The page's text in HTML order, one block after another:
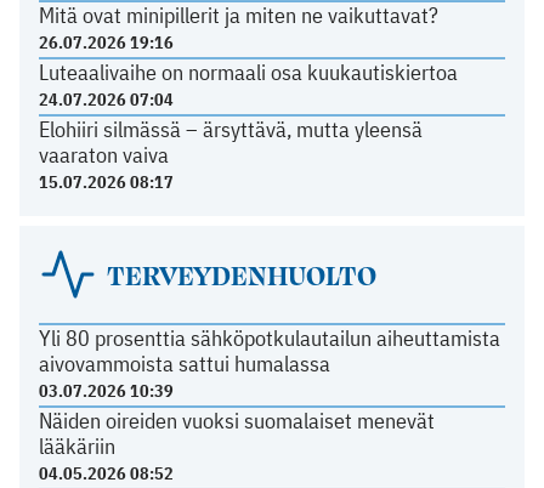
Mitä ovat minipillerit ja miten ne vaikuttavat?
26.07.2026 19:16
Luteaalivaihe on normaali osa kuukautiskiertoa
24.07.2026 07:04
Elohiiri silmässä – ärsyttävä, mutta yleensä
vaaraton vaiva
15.07.2026 08:17
TERVEYDENHUOLTO
Yli 80 prosenttia sähköpotkulautailun aiheuttamista
aivovammoista sattui humalassa
03.07.2026 10:39
Näiden oireiden vuoksi suomalaiset menevät
lääkäriin
04.05.2026 08:52